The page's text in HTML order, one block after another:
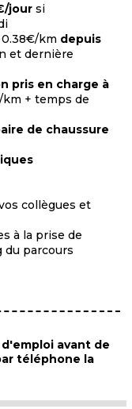
jour si
km depuis
et dernière
pris en charge à
+ temps de
de chaussure
collègues et
à la prise de
du parcours
avant de
téléphone la